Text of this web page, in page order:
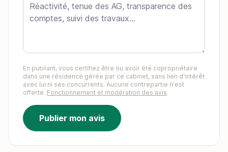
En publiant, vous certifiez être ou avoir été copropriétaire
dans une résidence gérée par ce cabinet, sans lien d'intérêt
avec lui ni ses concurrents. Aucune contrepartie n'est
offerte. Fonctionnement et modération des avis.
Publier mon avis